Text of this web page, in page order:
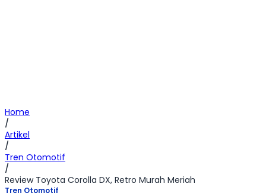
Home
/
Artikel
/
Tren Otomotif
/
Review Toyota Corolla DX, Retro Murah Meriah
Tren Otomotif